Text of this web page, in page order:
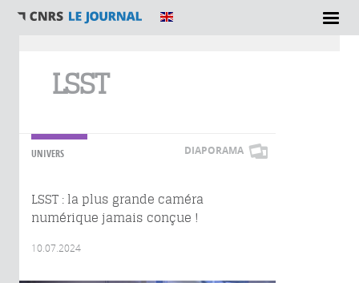
LSST
UNIVERS DIAPORAMA
LSST : la plus grande caméra
numérique jamais conçue !
10.07.2024